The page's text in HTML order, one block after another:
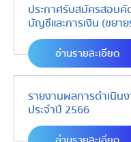
ประกาศรับสมัครสอบ
อ่านรายละเอียด
รายงานผลการดำเนิ
ประจำปี 2566